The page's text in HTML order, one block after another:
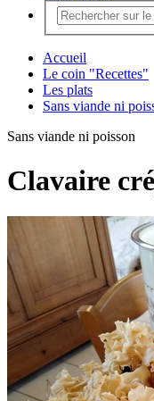
Accueil
Le coin "Recettes"
Les plats
Sans viande ni
Sans viande ni poisson
Clavaire